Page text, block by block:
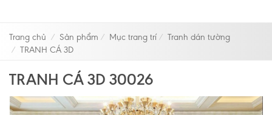
Trang chủ Sản phẩm Mục trang trí
Tranh dán tường
TRANH CÁ 3D
TRANH CÁ 3D 30026